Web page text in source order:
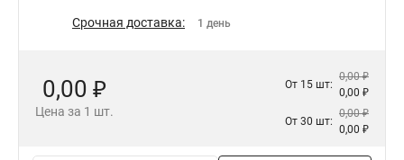
Срочная доставка: 1 день
0,00 ₽
Цена за 1 шт.
От 15 шт:
0,00 ₽
0,00 ₽
От 30 шт:
0,00 ₽
0,00 ₽